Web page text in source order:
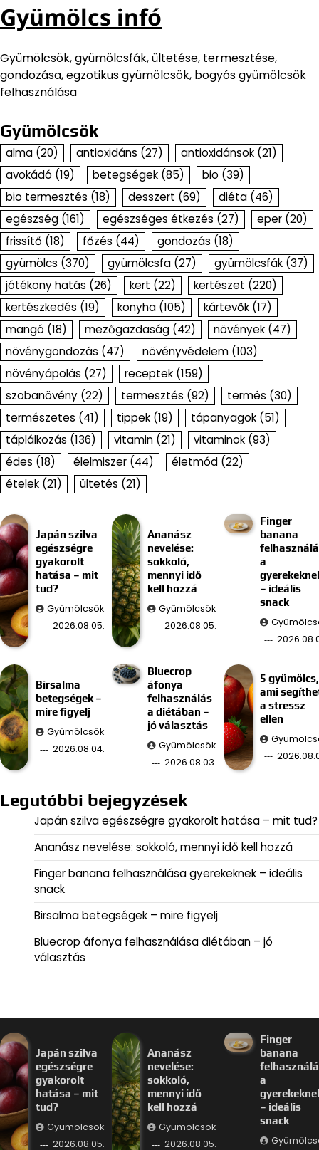
Gyümölcs infó
Gyümölcsök, gyümölcsfák, ültetése, termesztése,
gondozása, egzotikus gyümölcsök, bogyós gyümölcsök
felhasználása
Gyümölcsök
alma (20) antioxidáns (27) antioxidánsok (21)
avokádó (19) betegségek (85) bio (39)
bio termesztés (18) desszert (69) diéta (46)
egészség (161) egészséges étkezés (27) eper (20)
frissítő (18) főzés (44) gondozás (18)
gyümölcs (370) gyümölcsfa (27) gyümölcsfák (37)
jótékony hatás (26) kert (22) kertészet (220)
kertészkedés (19) konyha (105) kártevők (17)
mangó (18) mezőgazdaság (42) növények (47)
növénygondozás (47) növényvédelem (103)
növényápolás (27) receptek (159)
szobanövény (22) termesztés (92) termés (30)
természetes (41) tippek (19) tápanyagok (51)
táplálkozás (136) vitamin (21) vitaminok (93)
édes (18) élelmiszer (44) életmód (22)
ételek (21) ültetés (21)
Japán szilva
egészségre
gyakorolt
hatása – mit
tud?
Gyümölcsök
2026.08.05.
Ananász
nevelése:
sokkoló,
mennyi idő
kell hozzá
Gyümölcsök
2026.08.05.
Finger
banana
a
– ideális
snack
Birsalma
betegségek –
mire figyelj
Gyümölcsök
2026.08.04.
Bluecrop
áfonya
felhasználás
a diétában –
jó választás
Gyümölcsök
2026.08.03.
5 gyümölcs,
ami
a stressz
ellen
Legutóbbi bejegyzések
Japán szilva egészségre gyakorolt hatása – mit tud?
Ananász nevelése: sokkoló, mennyi idő kell hozzá
Finger banana felhasználása gyerekeknek – ideális
snack
Birsalma betegségek – mire figyelj
Bluecrop áfonya felhasználása diétában – jó
választás
Japán szilva
egészségre
gyakorolt
hatása – mit
tud?
Gyümölcsök
2026.08.05.
Ananász
nevelése:
sokkoló,
mennyi idő
kell hozzá
Gyümölcsök
2026.08.05.
Finger
banana
a
– ideális
snack